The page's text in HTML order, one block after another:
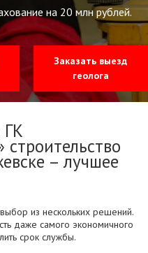
на 20 млн рублей.
Заказать выезд
геолога
– лучшее
из нескольких решений.
даже самого экономичного
срок службы.